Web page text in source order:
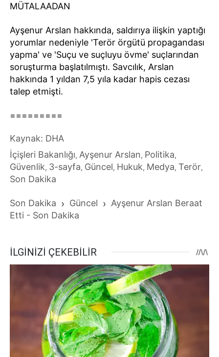
MÜTALAADAN
Ayşenur Arslan hakkında, saldırıya ilişkin yaptığı
yorumlar nedeniyle 'Terör örgütü propagandası
yapma' ve 'Suçu ve suçluyu övme' suçlarından
soruşturma başlatılmıştı. Savcılık, Arslan
hakkında 1 yıldan 7,5 yıla kadar hapis cezası
talep etmişti.
=========
Kaynak: DHA
İçişleri Bakanlığı, Ayşenur Arslan, Politika,
Güvenlik, 3-sayfa, Güncel, Hukuk, Medya, Terör,
Son Dakika
Son Dakika › Güncel › Ayşenur Arslan Beraat
Etti - Son Dakika